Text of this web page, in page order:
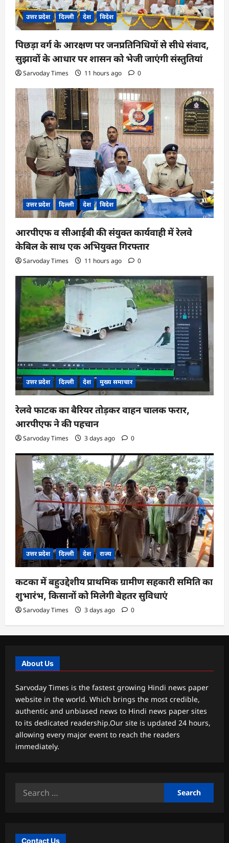
उत्तर प्रदेश दिल्ली देश विदेश
पिछड़ा वर्ग के आरक्षण पर जनप्रतिनिधियों से सीधे संवाद,
सुझावों के आधार पर शासन को भेजी जाएंगी संस्तुतियां
Sarvoday Times 11 hours ago 0
उत्तर प्रदेश दिल्ली देश विदेश
आरपीएफ व सीआईबी की संयुक्त कार्यवाही में रेलवे
केबिल के साथ एक अभियुक्त गिरफ्तार
Sarvoday Times 11 hours ago 0
उत्तर प्रदेश दिल्ली देश मुख्य समाचार
रेलवे फाटक का बैरियर तोड़कर वाहन चालक फरार,
आरपीएफ ने की पहचान
Sarvoday Times 3 days ago 0
उत्तर प्रदेश दिल्ली देश राज्य
कटका में बहुउद्देशीय प्राथमिक ग्रामीण सहकारी समिति का
शुभारंभ, किसानों को मिलेगी बेहतर सुविधाएं
Sarvoday Times 3 days ago 0
About Us
Sarvoday Times is the fastest growing Hindi news paper
website in the world. Which brings the most credible,
authentic and unbiased news to Hindi news paper sites
to its dedicated readership.Our site is updated 24 hours,
allowing every major event to reach the readers
immediately.
Search
Contact Us